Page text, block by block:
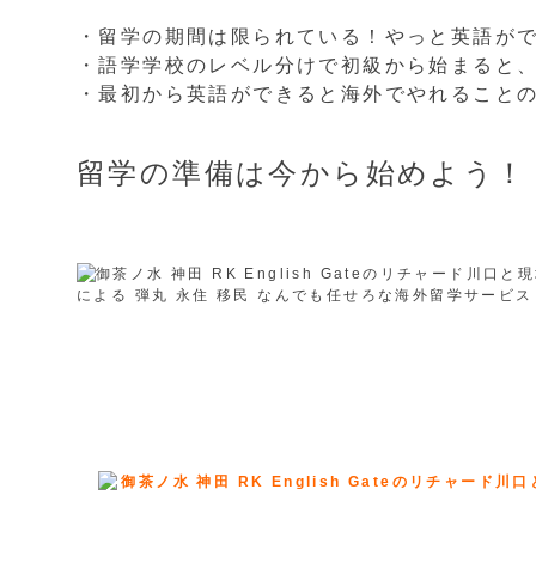
・留学の期間は限られている！やっと英語が
・語学学校のレベル分けで初級から始まると
・最初から英語ができると海外でやれること
留学の準備は今から始めよう！